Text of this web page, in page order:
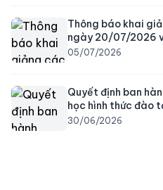
Thông báo khai
ngày 20/07/2026
học ứng dụng
05/07/2026
Quyết định ban
học hình thức đào
tạo thường xuyên
30/06/2026